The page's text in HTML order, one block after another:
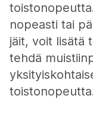
nopeasti tai
jäit, voit lisätä
tehdä